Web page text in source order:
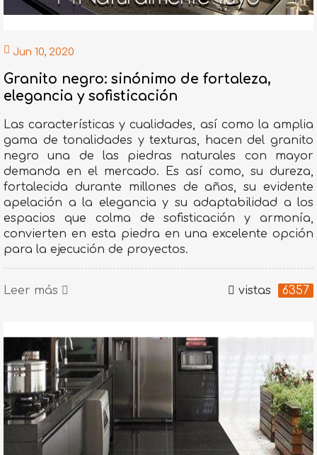
Jun 10, 2020
Granito negro: sinónimo de fortaleza,
elegancia y sofisticación
Las características y cualidades, así como la amplia
gama de tonalidades y texturas, hacen del granito
negro una de las piedras naturales con mayor
demanda en el mercado. Es así como, su dureza,
fortalecida durante millones de años, su evidente
apelación a la elegancia y su adaptabilidad a los
espacios que colma de sofisticación y armonía,
convierten en esta piedra en una excelente opción
para la ejecución de proyectos.
Leer más vistas 6357